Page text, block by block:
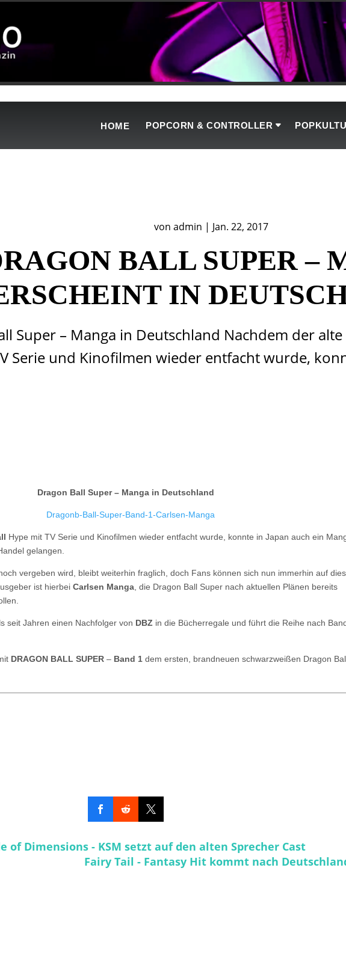
HOME POPCORN & CONTROLLER
von admin | Jan. 22, 2017
BALL SUPER –
IN
Super – Manga in Deutschland Nachdem der
Serie und Kinofilmen wieder entfacht wurde,
Dragon Ball Super – Manga in Deutschland
Hype mit TV Serie und Kinofilmen wieder entfacht wurde, konnte in Japan auch ein
gelangen.
vergeben wird, bleibt weiterhin fraglich, doch Fans können sich nun immerhin auf
ist hierbeiCarlsen Manga , die Dragon Ball Super nach aktuellen Plänen bereits
seit Jahren einen Nachfolger von DBZ in die Bücherregale und führt die Reihe nach
DRAGON BALL SUPER – Band 1 dem ersten, brandneuen schwarzweißen Dragon
of Dimensions - KSM setzt auf den alten Sprecher Cast
Fairy Tail - Fantasy Hit kommt nach